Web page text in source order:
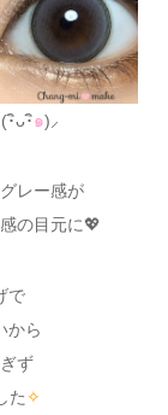
･ิᴗ･ิ๑)⸝
レー感が
の目元に💖
で
から
ず
た✧